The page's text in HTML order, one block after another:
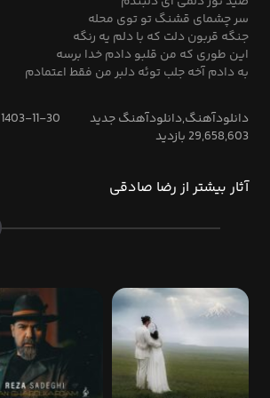
سر چشمای قشنگ تو توی محله
جنگه قربون دلت که با دلم یه رنگه
این طوری که من قلبو دادم خدا برسه
به دادم آخه جلب توئه دلبر من فقط اعتمادم
دانلودآهنگ,دانلودآهنگ جدید
1403-11-30
29,658,603 بازدید
آثار بیشتر از رضا صادقی